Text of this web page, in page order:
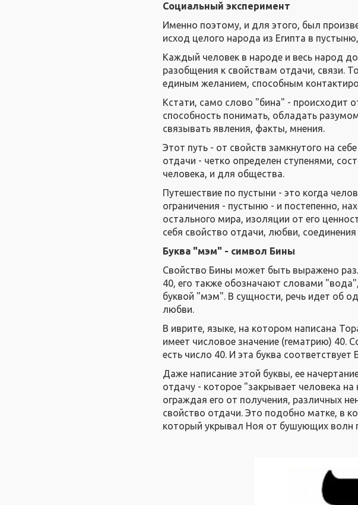
Социальный эксперимент
Именно поэтому, и для этого, был
исход целого народа из Египта в
Каждый человек в народе и весь народ
разобщения к свойствам отдачи, связи.
единым желанием, способным
Кстати, само слово "бина" - происходит
способность понимать, обладать
связывать явления, факты, мнения.
Этот путь - от свойств замкнутого на
отдачи - четко определен ступенями,
человека, и для общества.
Путешествие по пустыни - это когда
ограничения - пустыню - и постепенно,
остального мира, изоляции от его
себя свойство отдачи, любви,
Буква "мэм" - символ Бины
Свойство Бины может быть выражено
40, его также обозначают словами
буквой "мэм". В сущности, речь идет об
любви.
В иврите, языке, на котором написана
имеет числовое значение (гематрию) 40.
есть число 40. И эта буква соответствует
Даже написание этой буквы, ее
отдачу - которое "закрывает человека
ограждая его от получения, различных
свойство отдачи. Это подобно матке, в
который укрывал Ноя от бушующих волн